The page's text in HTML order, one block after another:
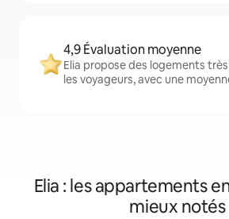
4,9 Évaluation moyenne
Elia propose des logements
les voyageurs, avec une
Elia : les appartements
mieux notés